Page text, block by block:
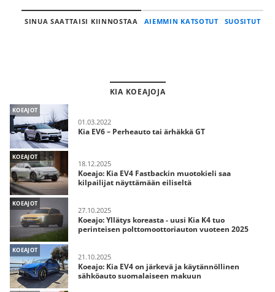
SINUA SAATTAISI KIINNOSTAA AIEMMIN KATSOTUT SUOSITUT
KIA KOEAJOJA
KOEAJOT
01.03.2022
Kia EV6 – Perheauto tai ärhäkkä GT
KOEAJOT
18.12.2025
Koeajo: Kia EV4 Fastbackin muotokieli saa
kilpailijat näyttämään eiliseltä
KOEAJOT
27.10.2025
Koeajo: Yllätys koreasta - uusi Kia K4 tuo
perinteisen polttomoottoriauton vuoteen 2025
KOEAJOT
21.10.2025
Koeajo: Kia EV4 on järkevä ja käytännöllinen
sähköauto suomalaiseen makuun